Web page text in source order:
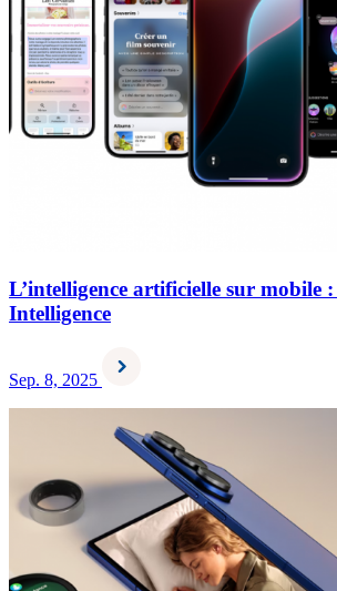
L’intelligence artificielle sur mobile
Intelligence
Sep. 8, 2025